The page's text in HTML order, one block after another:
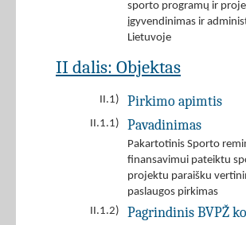
sporto programų ir
įgyvendinimas ir
Lietuvoje
II dalis: Objektas
II.1) Pirkimo apimtis
II.1.1) Pavadinimas
Pakartotinis Sporto
finansavimui pateiktu
projektu paraišku
paslaugos pirkimas
II.1.2)
Pagrindinis BVPŽ